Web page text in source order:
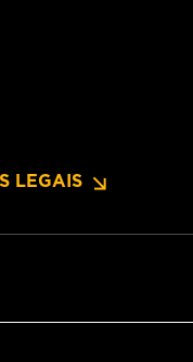
LEGAIS